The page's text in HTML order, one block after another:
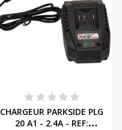
CHARGEUR PARKSIDE PLG
20 A1 - 2.4A - REF: